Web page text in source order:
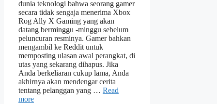
dunia teknologi bahwa seorang gamer
secara tidak sengaja menerima Xbox
Rog Ally X Gaming yang akan
datang berminggu -minggu sebelum
peluncuran resminya. Gamer bahkan
mengambil ke Reddit untuk
memposting ulasan awal perangkat, di
utas yang sekarang dihapus. Jika
Anda berkeliaran cukup lama, Anda
akhirnya akan mendengar cerita
tentang pelanggan yang … Read
more